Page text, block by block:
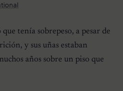
tenía sobrepeso, a pesar de
y sus uñas estaban
años sobre un piso que